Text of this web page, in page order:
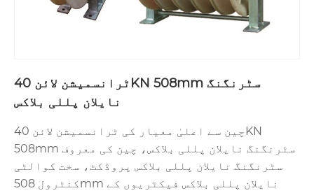
ٹرانسمیشن لائن 40KN 508mm سٹرنگنگ
نایلان پللی بلاکس
چین سے اعلیٰ معیار کی ٹرانسمیشن لائن 40KN
508mm سٹرنگنگ نایلان پللی بلاکس، چین کی معروف
سٹرنگنگ نایلان پللی بلاکس پروڈکٹ، سخت کوالٹی
کنٹرول 508mm نایلان پللی بلاکس فیکٹریوں کے